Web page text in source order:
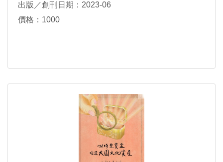
出版／創刊日期：2023-06
價格：1000